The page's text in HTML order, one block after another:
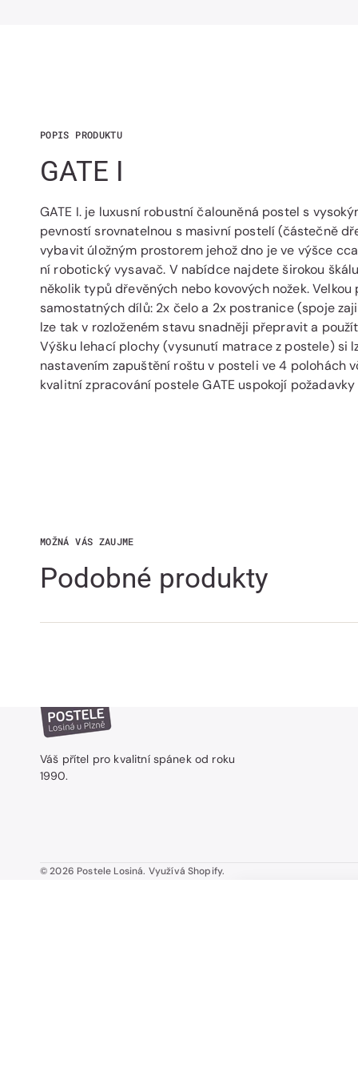
POPIS PRODUKTU
GATE I
GATE I. je luxusní robustní čalouněná postel s
pevností srovnatelnou s masivní postelí (částečně
vybavit úložným prostorem jehož dno je ve výšce
ní robotický vysavač. V nabídce najdete širokou
několik typů dřevěných nebo kovových nožek.
samostatných dílů: 2x čelo a 2x postranice (spoje
lze tak v rozloženém stavu snadněji přepravit a
Výšku lehací plochy (vysunutí matrace z postele) si
nastavením zapuštění roštu v posteli ve 4 polohách
kvalitní zpracování postele GATE uspokojí
MOŽNÁ VÁS ZAUJME
Podobné produkty
Váš přítel pro kvalitní spánek od roku
1990.
© 2026 Postele Losiná. Využívá Shopify.